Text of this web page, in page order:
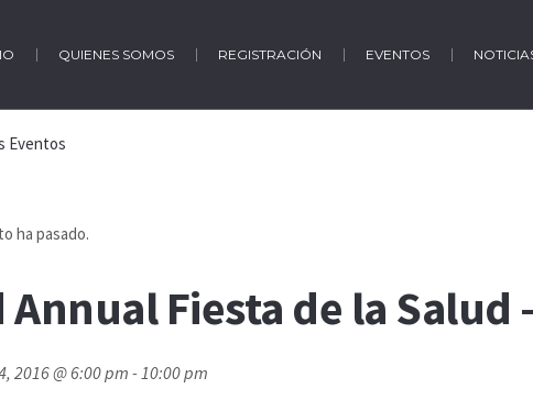
QUIENES SOMOS REGISTRACIÓN EVENTOS
Eventos
ha pasado.
Annual Fiesta de la Salud
2016 @ 6:00 pm -10:00 pm